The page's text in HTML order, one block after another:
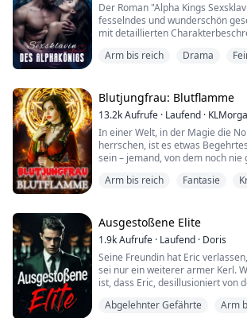
Der Roman "Alpha Kings
fesselndes und wunderschön
mit detaillierten
Schwächen, Stärken und
Arm bis reich Drama
Blutjungfrau: Blutflamme
13.2kAufrufe · Laufend ·
In einer Welt, in der Magie die
herrschen, ist es etwas
sein – jemand, von dem noch
Blutjungfern werden besonders
genommen und an den Prinzen
wird? Was passie...
Arm bis reich Fantasie
Ausgestoßene Elite
1.9kAufrufe · Laufend · Doris
Seine Freundin hat Eric
sei nur ein weiterer armer Kerl.
ist, dass Eric, desillusioniert von
Widrigkeiten an die Macht zu
Abgelehnter Gefährte
Arm